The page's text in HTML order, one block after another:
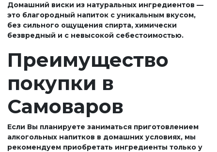
Домашний виски из натуральных ингредиентов —
это благородный напиток с уникальным вкусом,
без сильного ощущения спирта, химически
безвредный и с невысокой себестоимостью.
Преимущество
покупки в
Самоваров
Если Вы планируете заниматься приготовлением
алкогольных напитков в домашних условиях, мы
рекомендуем приобретать ингредиенты только у